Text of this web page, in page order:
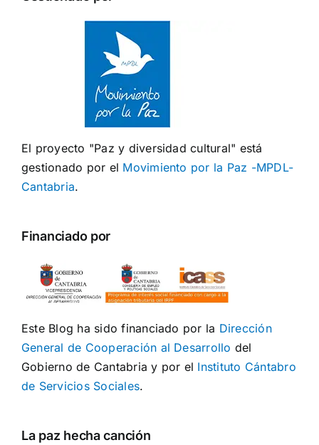
El proyecto "Paz y diversidad cultural" está
gestionado por el Movimiento por la Paz -MPDL-
Cantabria.
Financiado por
Este Blog ha sido financiado por la Dirección
General de Cooperación al Desarrollo del
Gobierno de Cantabria y por el Instituto Cántabro
de Servicios Sociales.
La paz hecha canción